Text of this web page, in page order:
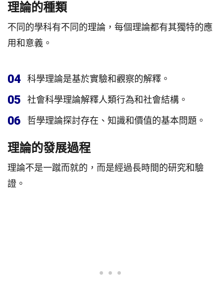
理論的種類
不同的學科有不同的理論，每個理論都有其獨特的應
用和意義。
04 科學理論是基於實驗和觀察的解釋。
05 社會科學理論解釋人類行為和社會結構。
06 哲學理論探討存在、知識和價值的基本問題。
理論的發展過程
理論不是一蹴而就的，而是經過長時間的研究和驗
證。